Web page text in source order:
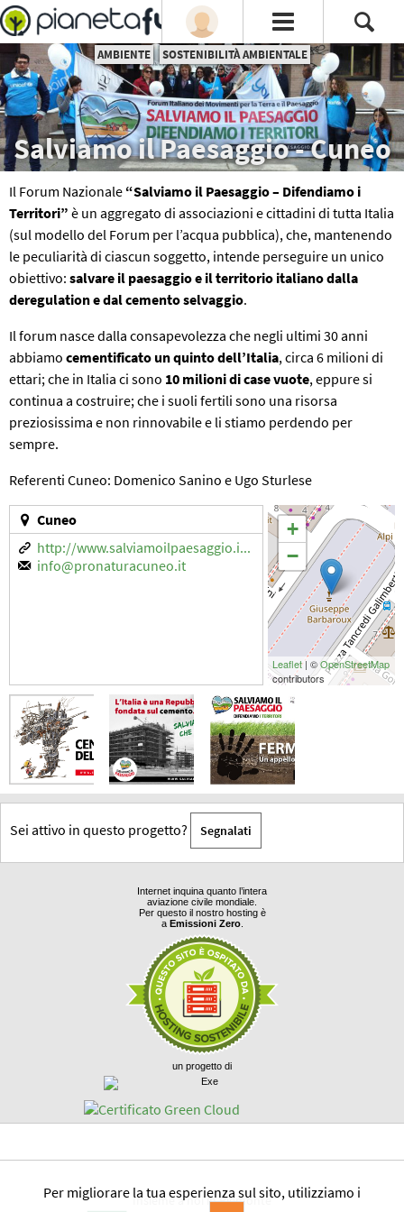
AMBIENTE SOSTENIBILITÀ AMBIENTALE
Salviamo il Paesaggio - Cuneo
Il Forum Nazionale “Salviamo il Paesaggio – Difendiamo i
Territori” è un aggregato di associazioni e cittadini di tutta Italia
(sul modello del Forum per l’acqua pubblica), che, mantenendo
le peculiarità di ciascun soggetto, intende perseguire un unico
obiettivo: salvare il paesaggio e il territorio italiano dalla
deregulation e dal cemento selvaggio.
Il forum nasce dalla consapevolezza che negli ultimi 30 anni
abbiamo cementificato un quinto dell’Italia, circa 6 milioni di
ettari; che in Italia ci sono 10 milioni di case vuote, eppure si
continua a costruire; che i suoli fertili sono una risorsa
preziosissima e non rinnovabile e li stiamo perdendo per
sempre.
Referenti Cuneo: Domenico Sanino e Ugo Sturlese
+
−
Leaflet| ©OpenStreetMap
contributors
Cuneo
http://www.salviamoilpaesaggio.i...
info@pronaturacuneo.it
Sei attivo in questo progetto? Segnalati
Internet inquina quanto l’intera
aviazione civile mondiale.
Per questo il nostro hosting è
a Emissioni Zero.
un progetto di
Insieme a noi in Piemonte
Per migliorare la tua esperienza sul sito, utilizziamo i